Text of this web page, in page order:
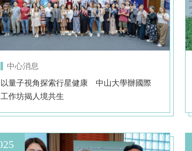
中心消息
以量子視角探索行星健康 中山大學辦國際
工作坊揭人境共生